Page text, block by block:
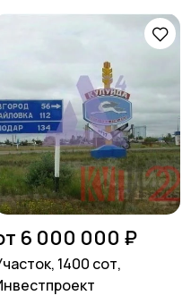
6 000 000 ₽
1400 сот,